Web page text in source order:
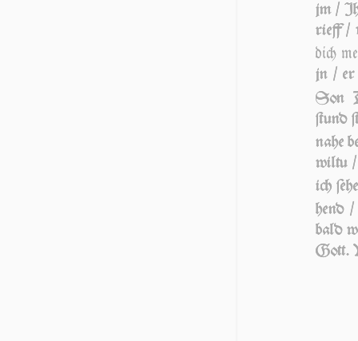
jm /
rieff /
dich
jn / er
Son
ſtund
na­he
wil­tu
ich
hend
bald
Gott.